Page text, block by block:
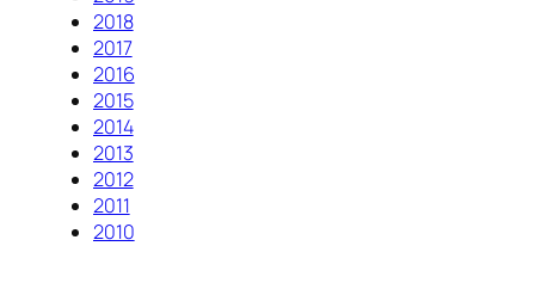
2018
2017
2016
2015
2014
2013
2012
2011
2010